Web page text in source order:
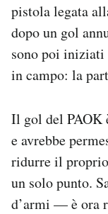
Hai bisogno
pistola legata
dopo un gol
sono poi
in campo: la
Il gol del PAOK
e avrebbe
ridurre il
un solo punto.
d’armi — è ora